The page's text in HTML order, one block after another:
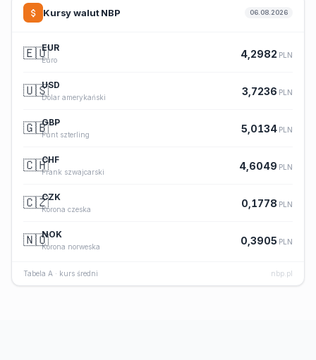
Kursy walut NBP 06.08.2026
🇪🇺EUR
Euro
4,2982 PLN
🇺🇸USD
Dolar amerykański
3,7236 PLN
🇬🇧GBP
Funt szterling
5,0134 PLN
🇨🇭CHF
Frank szwajcarski
4,6049 PLN
🇨🇿CZK
Korona czeska
0,1778 PLN
🇳🇴NOK
Korona norweska
0,3905 PLN
Tabela A · kurs średni nbp.pl